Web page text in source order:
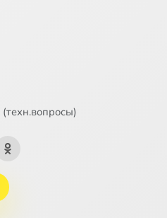
(техн.вопросы)